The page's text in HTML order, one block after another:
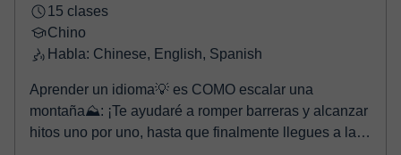
15 clases
Chino
Habla: Chinese, English, Spanish
Aprender un idioma💡 es COMO escalar una
montaña⛰︎: ¡Te ayudaré a romper barreras y alcanzar
hitos uno por uno, hasta que finalmente llegues a la